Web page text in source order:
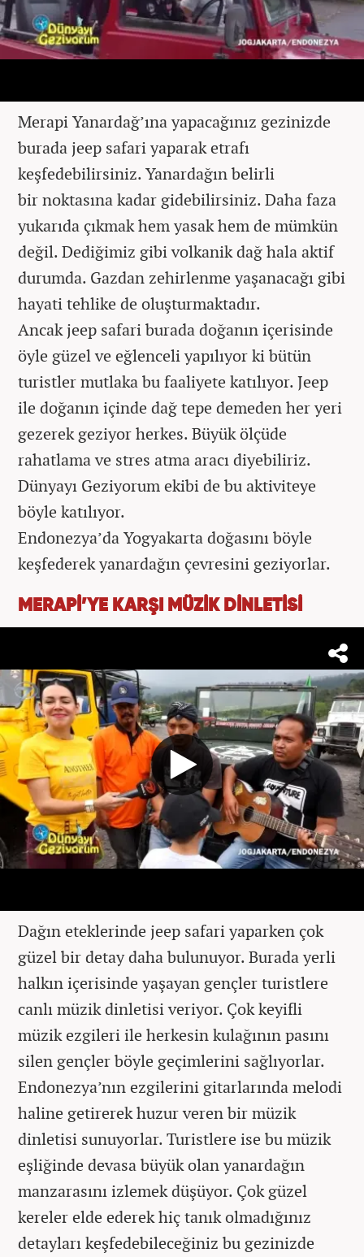
Merapi Yanardağ’ına yapacağınız gezinizde
burada jeep safari yaparak etrafı
keşfedebilirsiniz. Yanardağın belirli
bir noktasına kadar gidebilirsiniz. Daha faza
yukarıda çıkmak hem yasak hem de mümkün
değil. Dediğimiz gibi volkanik dağ hala aktif
durumda. Gazdan zehirlenme yaşanacağı gibi
hayati tehlike de oluşturmaktadır.
Ancak jeep safari burada doğanın içerisinde
öyle güzel ve eğlenceli yapılıyor ki bütün
turistler mutlaka bu faaliyete katılıyor. Jeep
ile doğanın içinde dağ tepe demeden her yeri
gezerek geziyor herkes. Büyük ölçüde
rahatlama ve stres atma aracı diyebiliriz.
Dünyayı Geziyorum ekibi de bu aktiviteye
böyle katılıyor.
Endonezya’da Yogyakarta doğasını böyle
keşfederek yanardağın çevresini geziyorlar.
MERAPİ’YE KARŞI MÜZİK DİNLETİSİ
Dağın eteklerinde jeep safari yaparken çok
güzel bir detay daha bulunuyor. Burada yerli
halkın içerisinde yaşayan gençler turistlere
canlı müzik dinletisi veriyor. Çok keyifli
müzik ezgileri ile herkesin kulağının pasını
silen gençler böyle geçimlerini sağlıyorlar.
Endonezya’nın ezgilerini gitarlarında melodi
haline getirerek huzur veren bir müzik
dinletisi sunuyorlar. Turistlere ise bu müzik
eşliğinde devasa büyük olan yanardağın
manzarasını izlemek düşüyor. Çok güzel
kereler elde ederek hiç tanık olmadığınız
detayları keşfedebileceğiniz bu gezinizde